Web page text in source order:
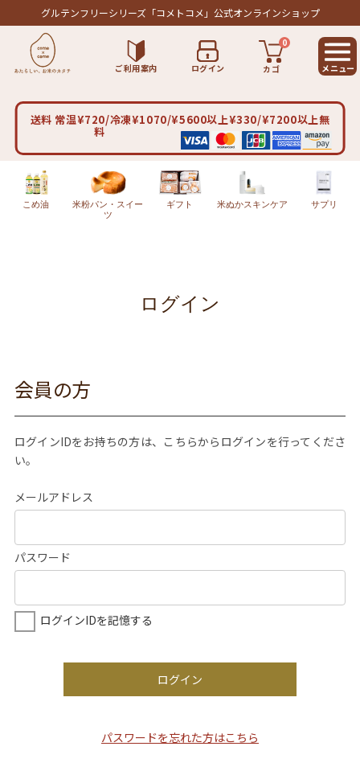
グルテンフリーシリーズ「コメトコメ」公式オンラインショップ
ご利用案内 ログイン カゴ
0
送料 常温¥720/冷凍¥1070/¥5600以上¥330/¥7200以上無
料
こめ油
米粉パン・スイー
ツ
ギフト 米ぬかスキンケア サプリ
ログイン
会員の方
ログインIDをお持ちの方は、こちらからログインを行ってくださ
い。
メールアドレス
パスワード
ログインIDを記憶する
ログイン
パスワードを忘れた方はこちら